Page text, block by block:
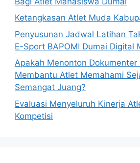
Ketangkasan Atlet Muda
Penyusunan Jadwal Latihan
E-Sport BAPOMI Dumai Digital
Apakah Menonton Dokumenter
Membantu Atlet Memahami
Semangat Juang?
Evaluasi Menyeluruh Kinerja
Kompetisi